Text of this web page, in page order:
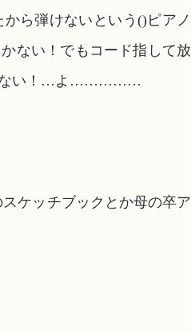
ら弾けないという()ピアノ
ない！でもコード指して放
方ない！…よ……………
ケッチブックとか母の卒ア